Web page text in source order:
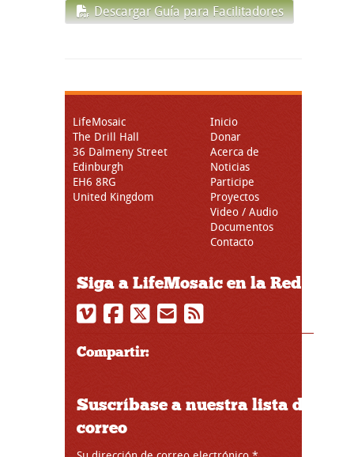
Descargar Guía para Facilitadores
LifeMosaic
The Drill Hall
36 Dalmeny Street
Edinburgh
EH6 8RG
United Kingdom
Inicio
Donar
Acerca de
Noticias
Participe
Proyectos
Video / Audio
Documentos
Contacto
Siga a LifeMosaic en la Red
Compartir:
Suscríbase a nuestra lista de
correo